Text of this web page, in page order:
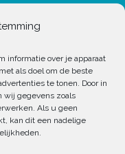
informatie over je apparaat
als doel om de beste
te tonen. Door in
wij gegevens zoals
Als u geen
kan dit een nadelige